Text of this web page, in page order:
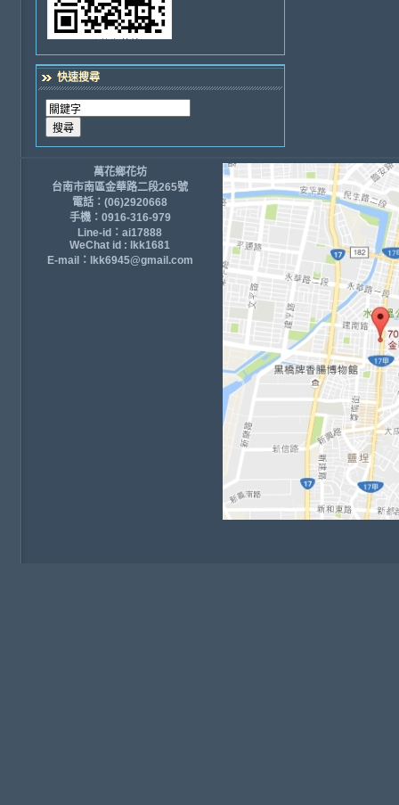
快速搜尋
萬花鄉花坊
台南市南區金華路二段265號
電話：(06)2920668
手機：0916-316-979
Line-id：ai17888
WeChat id : lkk1681
E-mail：lkk6945@gmail.com